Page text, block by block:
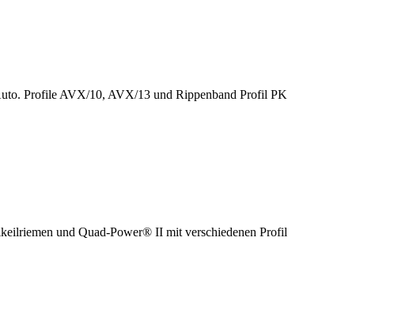
Profile AVX/10, AVX/13 und Rippenband Profil PK
und Quad-Power® II mit verschiedenen Profil